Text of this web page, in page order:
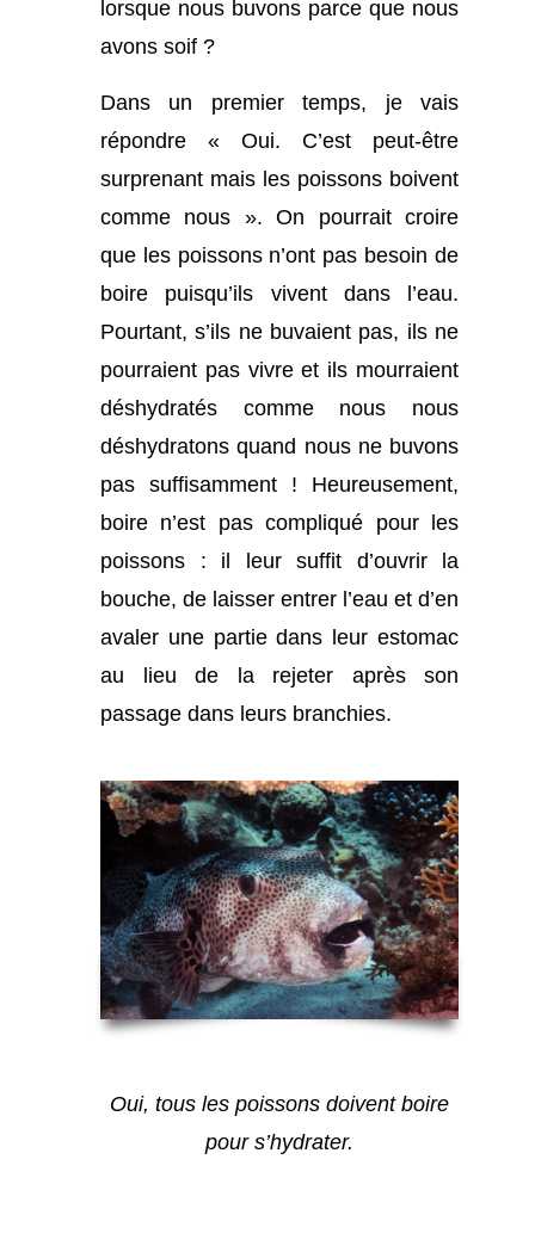
lorsque nous buvons parce que nous
avons soif ?
Dans un premier temps, je vais
répondre « Oui. C’est peut-être
surprenant mais les poissons boivent
comme nous ». On pourrait croire
que les poissons n’ont pas besoin de
boire puisqu’ils vivent dans l’eau.
Pourtant, s’ils ne buvaient pas, ils ne
pourraient pas vivre et ils mourraient
déshydratés comme nous nous
déshydratons quand nous ne buvons
pas suffisamment ! Heureusement,
boire n’est pas compliqué pour les
poissons : il leur suffit d’ouvrir la
bouche, de laisser entrer l’eau et d’en
avaler une partie dans leur estomac
au lieu de la rejeter après son
passage dans leurs branchies.
Oui, tous les poissons doivent boire
pour s’hydrater.